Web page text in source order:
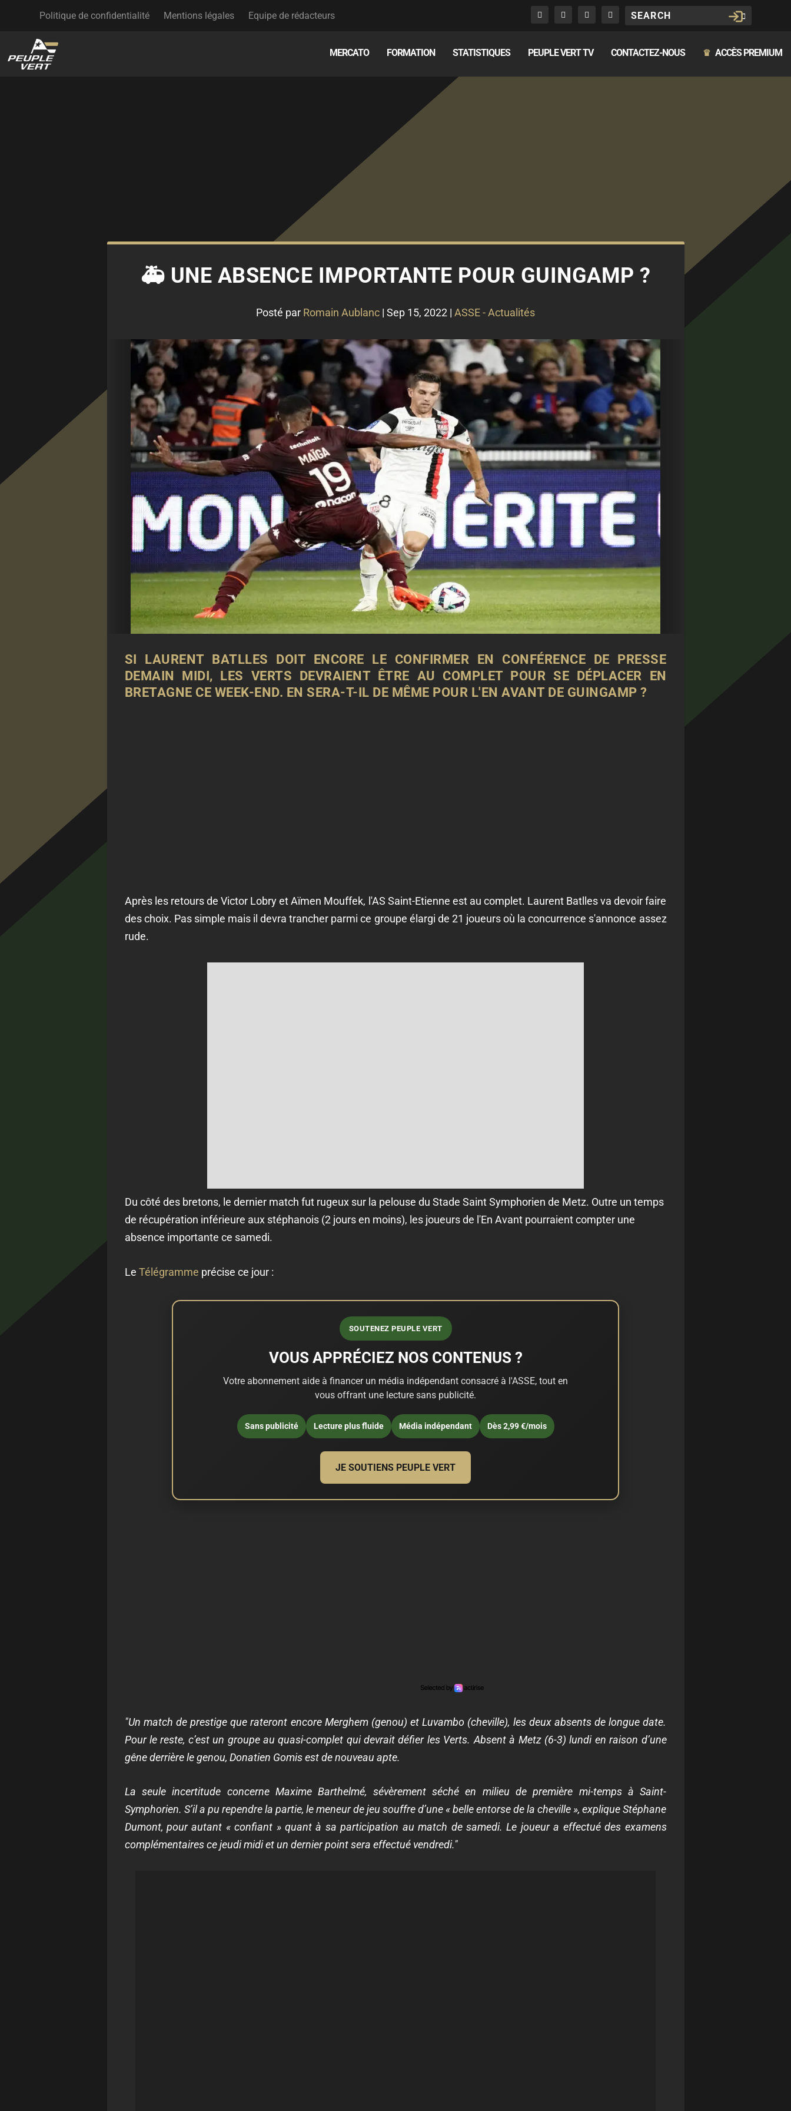
Politique de confidentialité Mentions légales Equipe de rédacteurs
MERCATO FORMATION STATISTIQUES PEUPLE VERT TV CONTACTEZ-NOUS ♛ ACCÈS PREMIUM
🚑 UNE ABSENCE IMPORTANTE POUR GUINGAMP ?
Posté par Romain Aublanc | Sep 15, 2022 | ASSE - Actualités
SI LAURENT BATLLES DOIT ENCORE LE CONFIRMER EN CONFÉRENCE DE PRESSE
DEMAIN MIDI, LES VERTS DEVRAIENT ÊTRE AU COMPLET POUR SE DÉPLACER EN
BRETAGNE CE WEEK-END. EN SERA-T-IL DE MÊME POUR L'EN AVANT DE GUINGAMP ?
Après les retours de Victor Lobry et Aïmen Mouffek, l'AS Saint-Etienne est au complet. Laurent Batlles va devoir faire
des choix. Pas simple mais il devra trancher parmi ce groupe élargi de 21 joueurs où la concurrence s'annonce assez
rude.
Du côté des bretons, le dernier match fut rugeux sur la pelouse du Stade Saint Symphorien de Metz. Outre un temps
de récupération inférieure aux stéphanois (2 jours en moins), les joueurs de l'En Avant pourraient compter une
absence importante ce samedi.
Le Télégramme précise ce jour :
SOUTENEZ PEUPLE VERT
VOUS APPRÉCIEZ NOS CONTENUS ?
Votre abonnement aide à financer un média indépendant consacré à l'ASSE, tout en
vous offrant une lecture sans publicité.
Sans publicité Lecture plus fluide Média indépendant Dès 2,99 €/mois
JE SOUTIENS PEUPLE VERT
"Un match de prestige que rateront encore Merghem (genou) et Luvambo (cheville), les deux absents de longue date.
Pour le reste, c’est un groupe au quasi-complet qui devrait défier les Verts. Absent à Metz (6-3) lundi en raison d’une
gêne derrière le genou, Donatien Gomis est de nouveau apte.
La seule incertitude concerne Maxime Barthelmé, sévèrement séché en milieu de première mi-temps à Saint-
Symphorien. S’il a pu rependre la partie, le meneur de jeu souffre d’une « belle entorse de la cheville », explique Stéphane
Dumont, pour autant « confiant » quant à sa participation au match de samedi. Le joueur a effectué des examens
complémentaires ce jeudi midi et un dernier point sera effectué vendredi."